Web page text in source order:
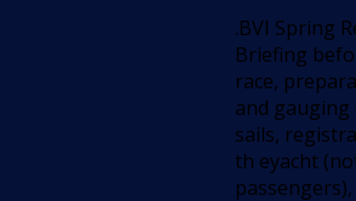
.BVI Spring
Briefing
race,
and gauging
sails,
th eyacht
passengers),